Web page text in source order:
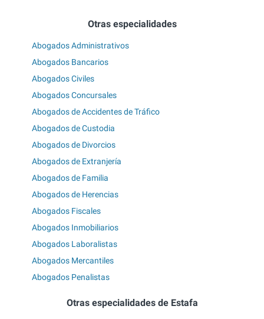
Otras especialidades
Abogados Administrativos
Abogados Bancarios
Abogados Civiles
Abogados Concursales
Abogados de Accidentes de Tráfico
Abogados de Custodia
Abogados de Divorcios
Abogados de Extranjería
Abogados de Familia
Abogados de Herencias
Abogados Fiscales
Abogados Inmobiliarios
Abogados Laboralistas
Abogados Mercantiles
Abogados Penalistas
Otras especialidades de Estafa